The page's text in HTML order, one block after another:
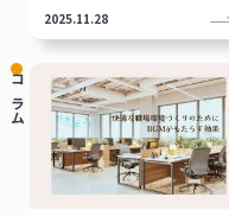
2025.11.28
コラム